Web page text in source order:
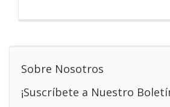
Sobre Nosotros
¡Suscríbete a Nuestro